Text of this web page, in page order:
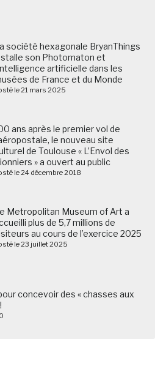
société hexagonale BryanThings
son Photomaton et
artificielle dans les
de France et du Monde
le 21 mars 2025
ans après le premier vol de
le nouveau site
de Toulouse « L’Envol des
» a ouvert au public
le 24 décembre 2018
Metropolitan Museum of Art a
plus de 5,7 millions de
au cours de l’exercice 2025
le 23 juillet 2025
concevoir des « chasses aux